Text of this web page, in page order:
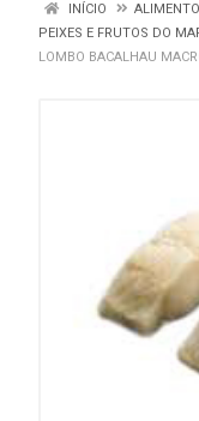
INÍCIO
PEIXES E FRUTOS DO
LOMBO BACALHAU